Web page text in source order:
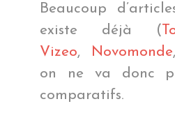
Beaucoup
existe déjà (
Vizeo, Novomonde
on ne va donc
comparatifs.